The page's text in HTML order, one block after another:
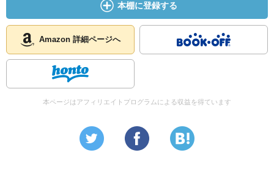
本棚に登録する
Amazon 詳細ページへ
本ページはアフィリエイトプログラムによる収益を得ています